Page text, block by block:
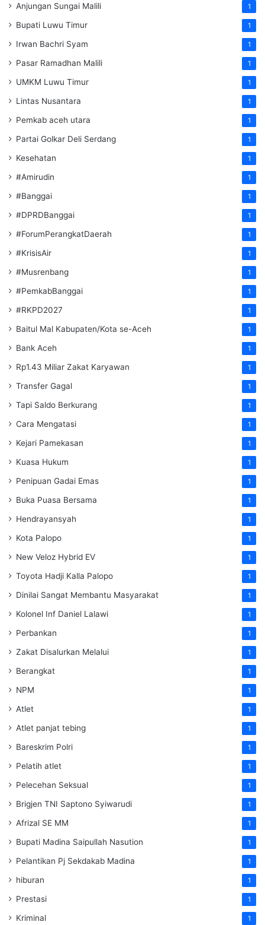
Anjungan Sungai Malili 1
Bupati Luwu Timur 1
Irwan Bachri Syam 1
Pasar Ramadhan Malili 1
UMKM Luwu Timur 1
Lintas Nusantara 1
Pemkab aceh utara 1
Partai Golkar Deli Serdang 1
Kesehatan 1
#Amirudin 1
#Banggai 1
#DPRDBanggai 1
#ForumPerangkatDaerah 1
#KrisisAir 1
#Musrenbang 1
#PemkabBanggai 1
#RKPD2027 1
Baitul Mal Kabupaten/Kota se-Aceh 1
Bank Aceh 1
Rp1.43 Miliar Zakat Karyawan 1
Transfer Gagal 1
Tapi Saldo Berkurang 1
Cara Mengatasi 1
Kejari Pamekasan 1
Kuasa Hukum 1
Penipuan Gadai Emas 1
Buka Puasa Bersama 1
Hendrayansyah 1
Kota Palopo 1
New Veloz Hybrid EV 1
Toyota Hadji Kalla Palopo 1
Dinilai Sangat Membantu Masyarakat 1
Kolonel Inf Daniel Lalawi 1
Perbankan 1
Zakat Disalurkan Melalui 1
Berangkat 1
NPM 1
Atlet 1
Atlet panjat tebing 1
Bareskrim Polri 1
Pelatih atlet 1
Pelecehan Seksual 1
Brigjen TNI Saptono Syiwarudi 1
Afrizal SE MM 1
Bupati Madina Saipullah Nasution 1
Pelantikan Pj Sekdakab Madina 1
hiburan 1
Prestasi 1
Kriminal 1